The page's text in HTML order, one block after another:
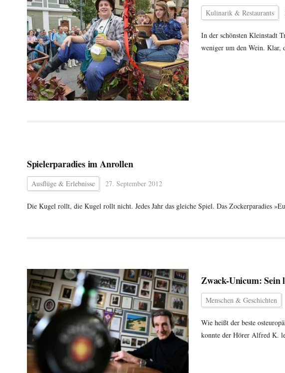
Kulinarik & Restaurants
In der schönsten Kleinstadt
weniger um den Wein.
Spielerparadies im Anrollen
Ausflüge & Erlebnisse 27. September 2012
Die Kugel rollt, die Kugel rollt nicht. Jedes Jahr das gleiche Spiel. Das Zockerparadies
Zwack-Unicum: Sein
Menschen & Geschichten
Wie heißt der beste
konnte der Hörer Alfred K.